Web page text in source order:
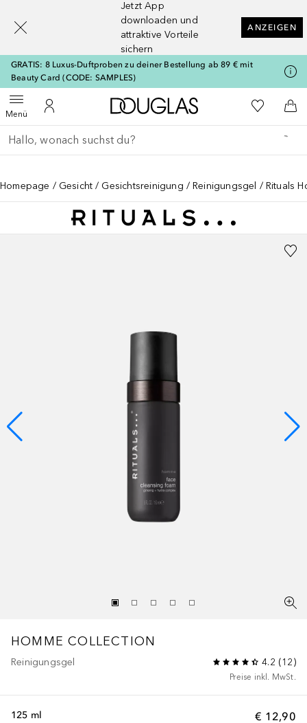
Jetzt App
downloaden und
attraktive Vorteile
sichern
ANZEIGEN
GRATIS: 8 Luxus-Duftproben zu deiner Bestellung ab 89 € mit
Beauty Card (CODE: SAMPLES)
MenüMenü öffnenZu Meinem Kundenkonto
Zur Douglas Startseite
Zu Meiner
Gehe zurück
Suche ausführen
Homepage Gesicht Gesichtsreinigung Reinigungsgel Rituals
HOMME COLLECTION
Reinigungsgel 4.2 (12)
Preise inkl. MwSt.
€ 12,90
125 ml
[navigation.slideout.screenreader]